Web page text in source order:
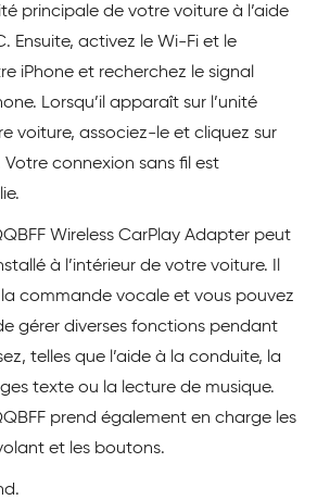
principale de votre voiture à l’aide
Ensuite, activez le Wi-Fi et le
iPhone et recherchez le signal
Lorsqu’il apparaît sur l’unité
voiture, associez-le et cliquez sur
Votre connexion sans fil est
Wireless CarPlay Adapter peut
à l’intérieur de votre voiture. Il
commande vocale et vous pouvez
gérer diverses fonctions pendant
telles que l’aide à la conduite, la
texte ou la lecture de musique.
prend également en charge les
et les boutons.